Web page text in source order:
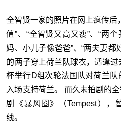
全智贤一家的照片在网上疯传后
值”、“全智贤又高又瘦”、“两
妈、小儿子像爸爸”、“两夫妻都
的两子穿上荷兰队球衣，适逢
杯举行D组次轮法国队对荷兰
入场支持荷兰。 而久未拍剧的
剧《暴风圈》（Tempest），
线。